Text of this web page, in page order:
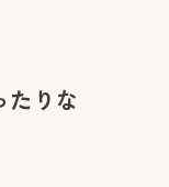
たりな